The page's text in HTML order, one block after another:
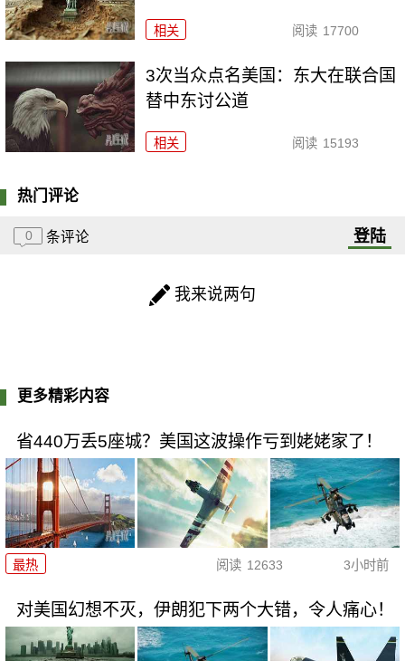
相关 阅读 17700
3次当众点名美国：东大在联合国
替中东讨公道
相关 阅读 15193
热门评论
0 条评论 登陆
我来说两句
更多精彩内容
省440万丢5座城？美国这波操作亏到姥姥家了！
最热 阅读 12633 3小时前
对美国幻想不灭，伊朗犯下两个大错，令人痛心！